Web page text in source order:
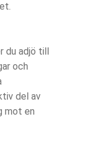
adjö till
och
del av
mot en